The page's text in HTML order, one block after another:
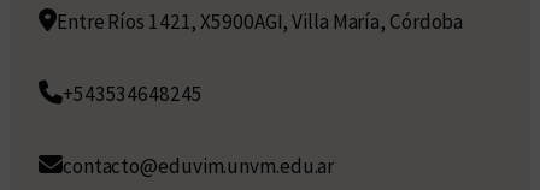
Entre Ríos 1421, X5900AGI, Villa María, Córdoba
+543534648245
contacto@eduvim.unvm.edu.ar